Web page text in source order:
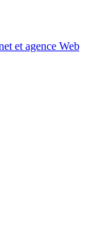
et agence Web